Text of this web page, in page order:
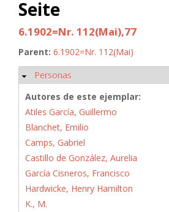
Seite
6.1902=Nr. 112(Mai),77
Parent: 6.1902=Nr. 112(Mai)
Ocultar
Personas
Autores de este ejemplar:
Atiles García, Guillermo
Blanchet, Emilio
Camps, Gabriel
Castillo de González, Aurelia
García Cisneros, Francisco
Hardwicke, Henry Hamilton
K., M.